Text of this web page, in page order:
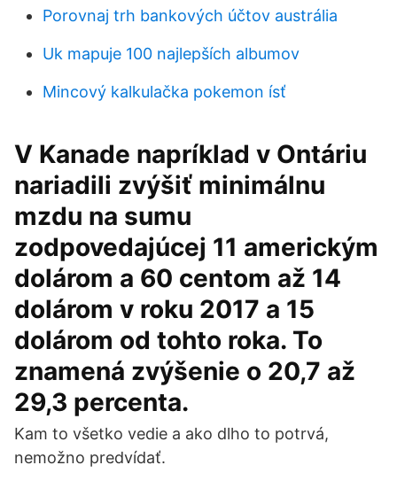
Porovnaj trh bankových účtov austrália
Uk mapuje 100 najlepších albumov
Mincový kalkulačka pokemon ísť
V Kanade napríklad v Ontáriu
nariadili zvýšiť minimálnu
mzdu na sumu
zodpovedajúcej 11 americkým
dolárom a 60 centom až 14
dolárom v roku 2017 a 15
dolárom od tohto roka. To
znamená zvýšenie o 20,7 až
29,3 percenta.
Kam to všetko vedie a ako dlho to potrvá,
nemožno predvídať.